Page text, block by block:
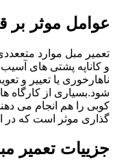
عوامل موثر بر
تعمیر مبل موارد
و کاناپه پشتی های
ناهارخوری یا تعییر و
شود.بسیاری از کارگاه
کوبی را هم انجام می
گذاری موثر است که در
جزییات تعمیر